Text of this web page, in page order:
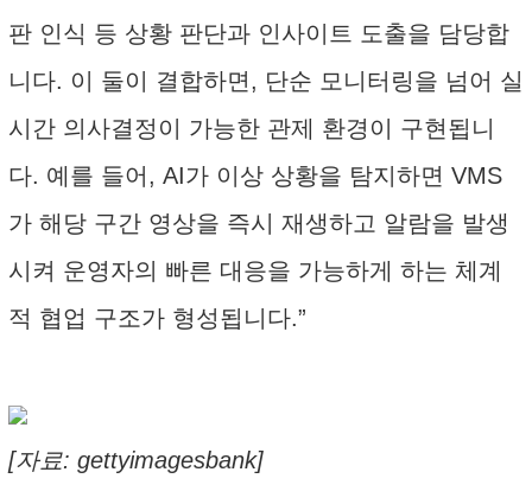
판 인식 등 상황 판단과 인사이트 도출을 담당합
니다. 이 둘이 결합하면, 단순 모니터링을 넘어 실
시간 의사결정이 가능한 관제 환경이 구현됩니
다. 예를 들어, AI가 이상 상황을 탐지하면 VMS
가 해당 구간 영상을 즉시 재생하고 알람을 발생
시켜 운영자의 빠른 대응을 가능하게 하는 체계
적 협업 구조가 형성됩니다.”
[자료: gettyimagesbank]